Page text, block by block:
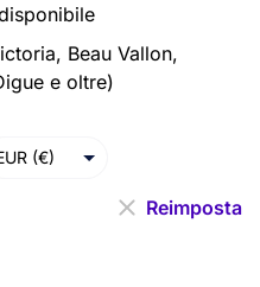
Beau Vallon,
e oltre)
(€)
Reimposta